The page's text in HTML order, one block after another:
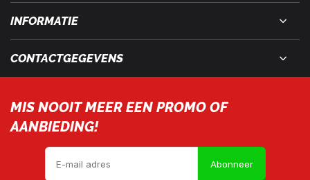
INFORMATIE
CONTACTGEGEVENS
MIS NOOIT MEER EEN PROMO OF
AANBIEDING!
Abonneer